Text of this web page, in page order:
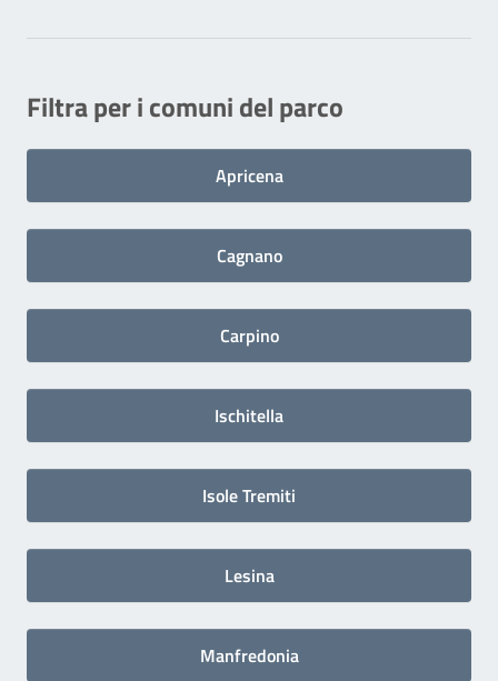
Filtra per i comuni del parco
Apricena
Cagnano
Carpino
Ischitella
Isole Tremiti
Lesina
Manfredonia